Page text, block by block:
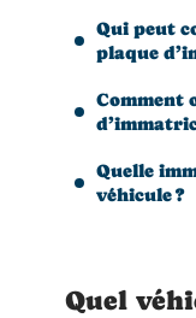
Qui peut
plaque
Comment
Quelle
véhicule ?
Quel